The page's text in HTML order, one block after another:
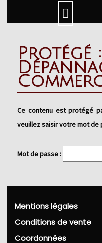
Protégé :
Ce contenu est protégé
veuillez saisir votre mot de
Mot de passe :
Mentions légales
Conditions de vente
Coordonnées